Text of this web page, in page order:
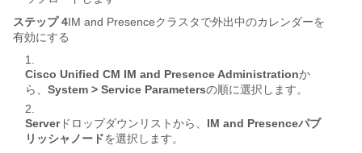
ステップ 4IM and Presenceクラスタで外出中のカレンダーを
有効にする
Cisco Unified CM IM and Presence Administrationか
ら、 System > Service Parametersの順に選択します。
Serverドロップダウンリストから、 IM and Presenceパブ
リッシャノードを選択します。